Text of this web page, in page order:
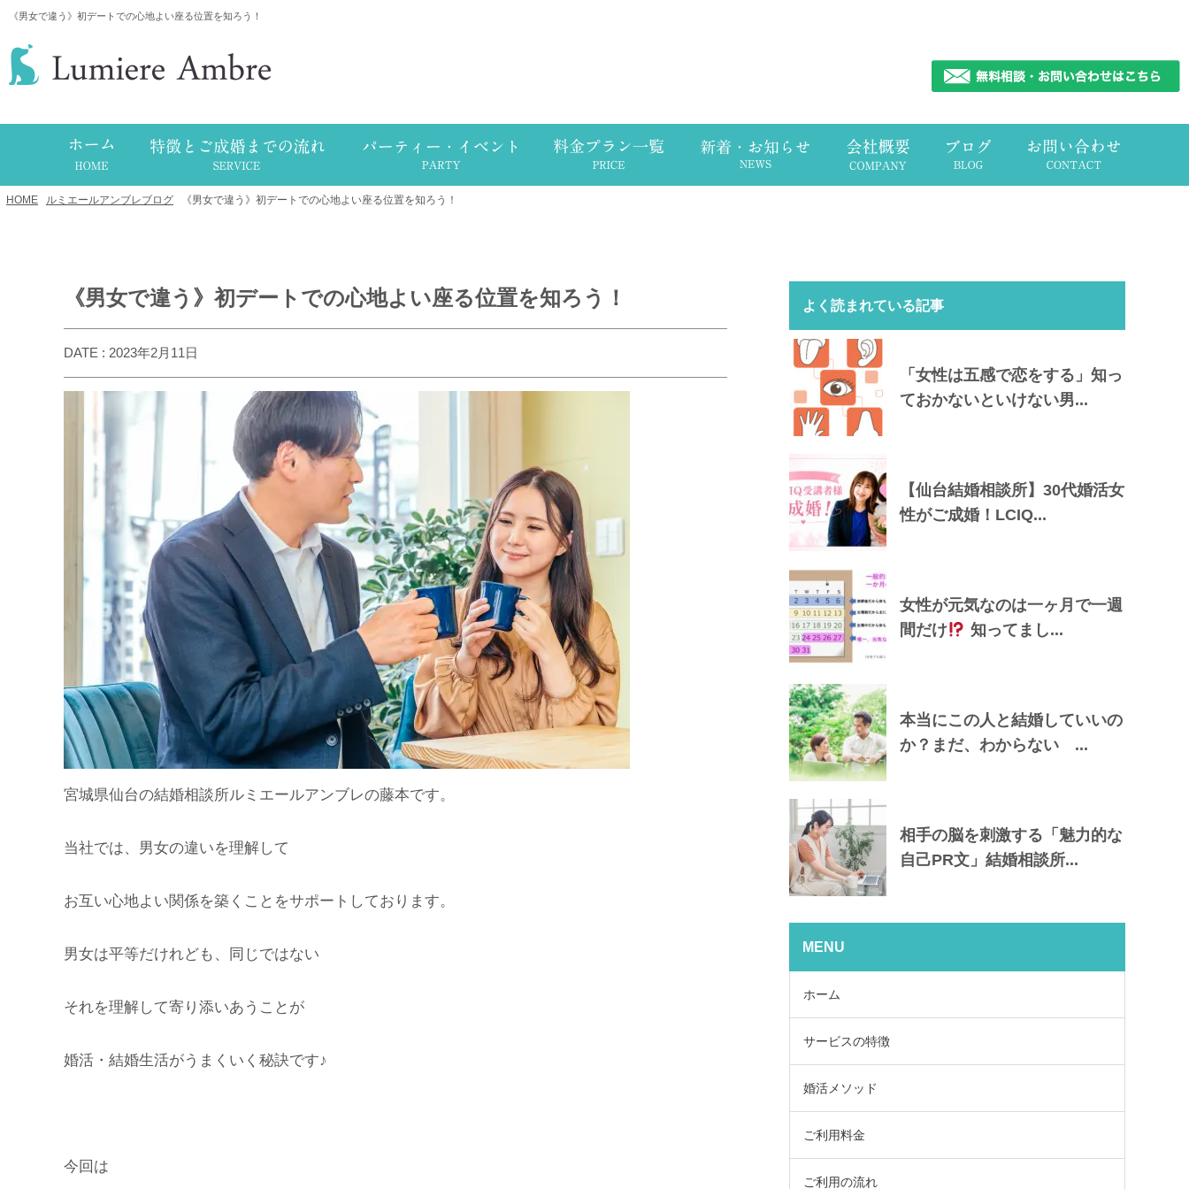
《男女で違う》初デートでの心地よい座る位置を知ろう！
HOME ルミエールアンブレブログ 《男女で違う》初デートでの心地よい座る位置を知ろう！
《男女で違う》初デートでの心地よい座る位置を知ろう！
DATE : 2023年2月11日
宮城県仙台の結婚相談所ルミエールアンブレの藤本です。
当社では、男女の違いを理解して
お互い心地よい関係を築くことをサポートしております。
男女は平等だけれども、同じではない
それを理解して寄り添いあうことが
婚活・結婚生活がうまくいく秘訣です♪
今回は
よく読まれている記事
「女性は五感で恋をする」知っ
ておかないといけない男...
【仙台結婚相談所】30代婚活女
性がご成婚！LCIQ...
女性が元気なのは一ヶ月で一週
間だけ
知ってまし...
本当にこの人と結婚していいの
か？まだ、わからない ...
相手の脳を刺激する「魅力的な
自己PR文」結婚相談所...
MENU
ホーム
サービスの特徴
婚活メソッド
ご利用料金
ご利用の流れ